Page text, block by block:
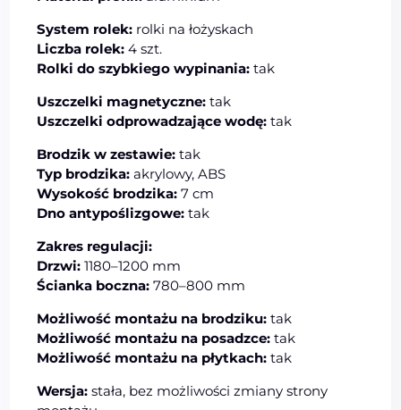
System rolek: rolki na łożyskach
Liczba rolek: 4 szt.
Rolki do szybkiego wypinania: tak
Uszczelki magnetyczne: tak
Uszczelki odprowadzające wodę: tak
Brodzik w zestawie: tak
Typ brodzika: akrylowy, ABS
Wysokość brodzika: 7 cm
Dno antypoślizgowe: tak
Zakres regulacji:
Drzwi: 1180–1200 mm
Ścianka boczna: 780–800 mm
Możliwość montażu na brodziku:tak
Możliwość montażu na posadzce:tak
Możliwość montażu na płytkach: tak
Wersja: stała, bez możliwości zmiany strony